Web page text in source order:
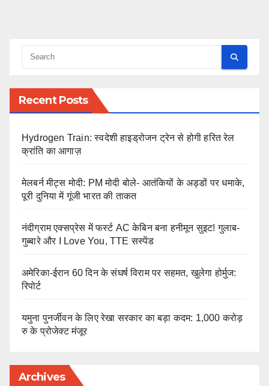
Recent Posts
Hydrogen Train: स्वदेशी हाइड्रोजन ट्रेन से होगी हरित रेल
क्रांति का आगाज़
मेलबर्न मीट्स मोदी: PM मोदी बोले- आतंकियों के अड्डों पर धमाके,
पूरी दुनिया में गूंजी भारत की ताकत
नंदीग्राम एक्सप्रेस में फर्स्ट AC केबिन बना हनीमून सुइट! गुलाब-
गुब्बारे और I Love You, TTE सस्पेंड
अमेरिका-ईरान 60 दिन के संघर्ष विराम पर सहमत, खुलेगा होर्मुज:
रिपोर्ट
यमुना पुनर्जीवन के लिए रेखा सरकार का बड़ा कदम: 1,000 करोड़
रु के प्रोजेक्ट मंजूर
Archives